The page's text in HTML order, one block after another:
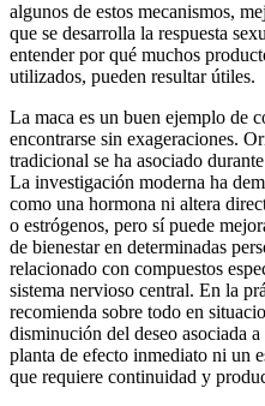
algunos de estos mecanismos,
que se desarrolla la respuesta
entender por qué muchos
utilizados, pueden resultar útiles.
La maca es un buen ejemplo de
encontrarse sin exageraciones.
tradicional se ha asociado
La investigación moderna ha
como una hormona ni altera
o estrógenos, pero sí puede
de bienestar en determinadas
relacionado con compuestos
sistema nervioso central. En la
recomienda sobre todo en
disminución del deseo asociada
planta de efecto inmediato ni un
que requiere continuidad y